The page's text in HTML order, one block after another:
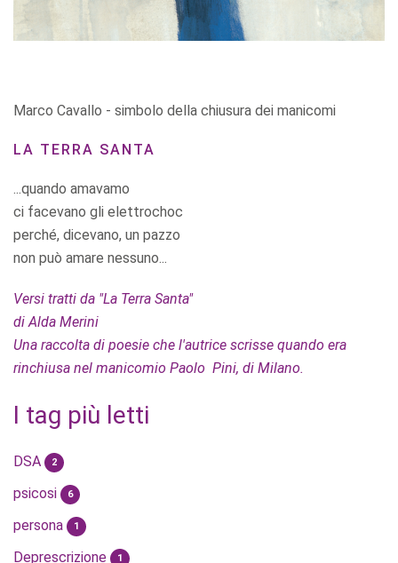
Marco Cavallo - simbolo della chiusura dei manicomi
LA TERRA SANTA
...quando amavamo
ci facevano gli elettrochoc
perché, dicevano, un pazzo
non può amare nessuno...
Versi tratti da "La Terra Santa"
di Alda Merini
Una raccolta di poesie che l'autrice scrisse quando era
rinchiusa nel manicomio Paolo Pini, di Milano.
I tag più letti
DSA 2
psicosi 6
persona 1
Deprescrizione 1